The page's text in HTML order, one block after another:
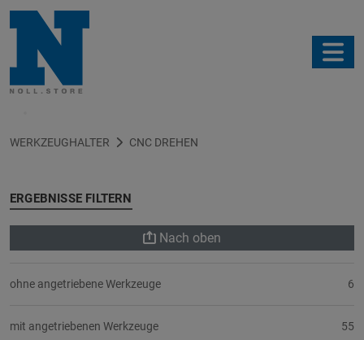
WERKZEUGHALTER CNC DREHEN
ERGEBNISSE FILTERN
Nach oben
ohne angetriebene Werkzeuge 6
mit angetriebenen Werkzeuge 55